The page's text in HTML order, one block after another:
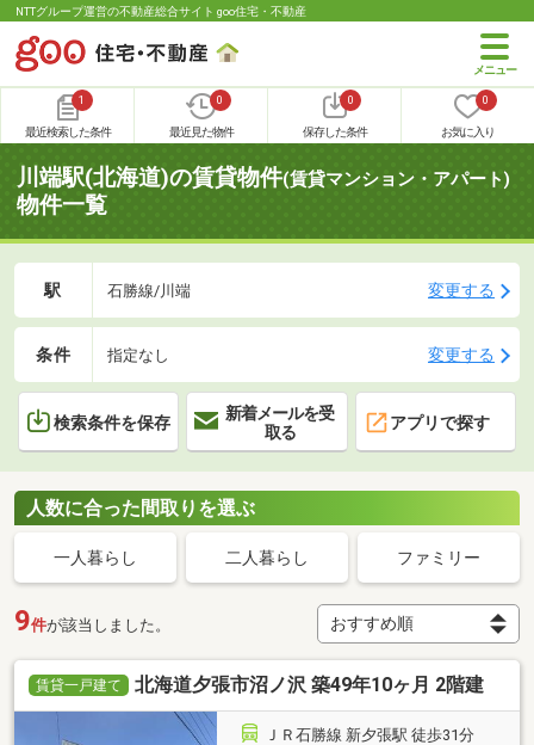
NTTグループ運営の不動産総合サイト goo住宅・不動産
1
最近検索した条件
0
最近見た物件
0
保存した条件
0
お気に入り
川端駅(北海道)の賃貸物件(賃貸マンション・アパート)
物件一覧
駅 石勝線/川端 変更する
条件 指定なし 変更する
検索条件を保存
新着メールを受
取る
アプリで探す
人数に合った間取りを選ぶ
一人暮らし 二人暮らし ファミリー
9件が該当しました。
賃貸一戸建て 北海道夕張市沼ノ沢 築49年10ヶ月 2階建
ＪＲ石勝線 新夕張駅 徒歩31分